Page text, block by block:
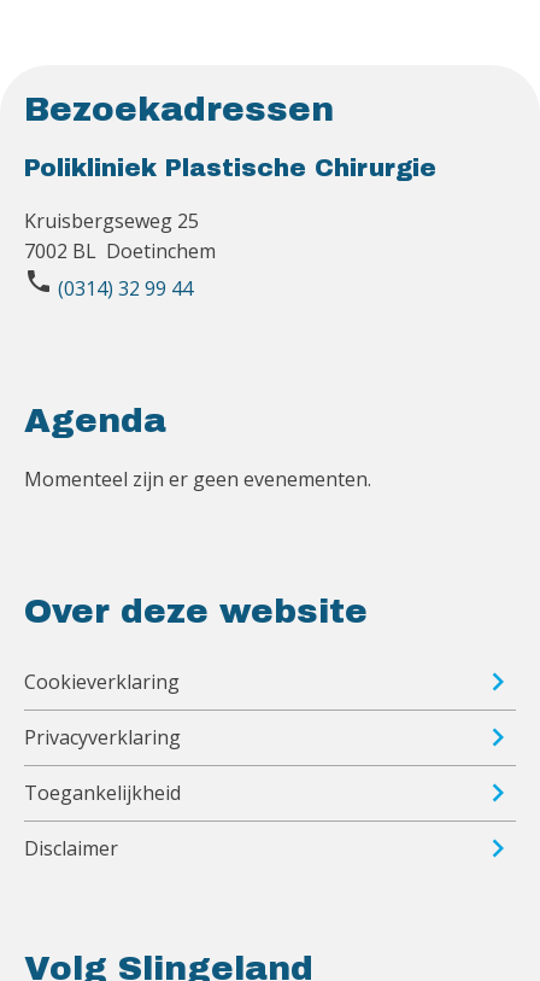
Bezoekadressen
Polikliniek Plastische Chirurgie
Kruisbergseweg 25
7002 BL Doetinchem
phone (0314) 32 99 44
Volg Slingeland
Agenda
Momenteel zijn er geen evenementen.
Over deze website
Cookieverklaring
Privacyverklaring
Toegankelijkheid
Disclaimer